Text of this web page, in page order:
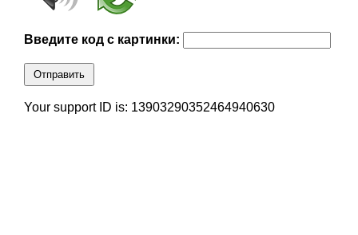
Введите код с картинки:
Отправить
Your support ID is: 13903290352464940630